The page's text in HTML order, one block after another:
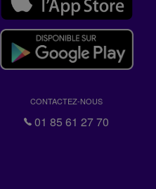
CONTACTEZ-NOUS
01 85 61 27 70